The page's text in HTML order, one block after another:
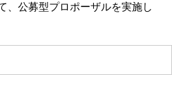
、公募型プロポーザルを実施し